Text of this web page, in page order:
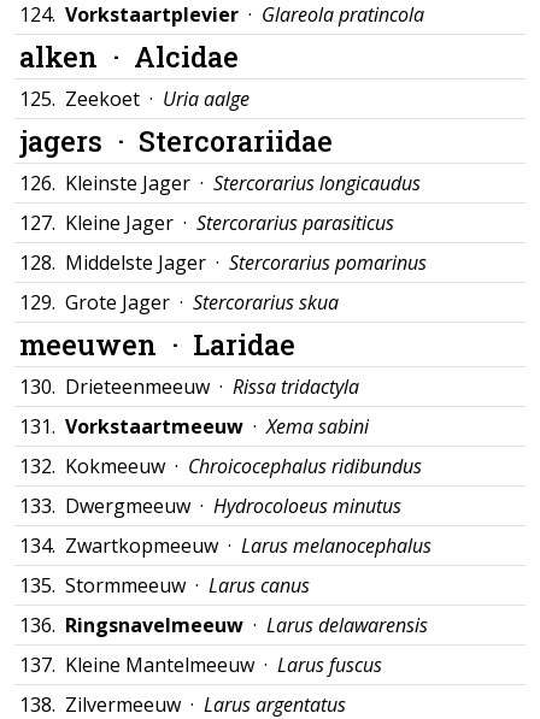
124. Vorkstaartplevier · Glareola pratincola
alken · Alcidae
125. Zeekoet · Uria aalge
jagers · Stercorariidae
126. Kleinste Jager · Stercorarius longicaudus
127. Kleine Jager · Stercorarius parasiticus
128. Middelste Jager · Stercorarius pomarinus
129. Grote Jager · Stercorarius skua
meeuwen · Laridae
130. Drieteenmeeuw · Rissa tridactyla
131. Vorkstaartmeeuw ·Xema sabini
132. Kokmeeuw · Chroicocephalus ridibundus
133. Dwergmeeuw · Hydrocoloeus minutus
134. Zwartkopmeeuw · Larus melanocephalus
135. Stormmeeuw · Larus canus
136. Ringsnavelmeeuw · Larus delawarensis
137. Kleine Mantelmeeuw · Larus fuscus
138. Zilvermeeuw · Larus argentatus